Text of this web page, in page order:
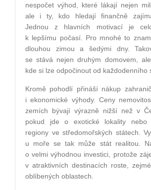
nespočet výhod, které lákají nejen
ale i ty, kdo hledají finančně
Jednou z hlavních motivací je
k lepšímu počasí. Pro mnohé to
dlouhou zimou a šedými dny.
se stává nejen druhým domovem,
kde si lze odpočinout od každodenního
Kromě pohodlí přináší nákup
i ekonomické výhody. Ceny
zemích bývají výrazně nižší než v
pokud jde o exotické lokality nebo
regiony ve středomořských státech.
u moře se tak může stát realitou.
o velmi výhodnou investici, protože
v atraktivních destinacích roste,
oblíbených oblastech.